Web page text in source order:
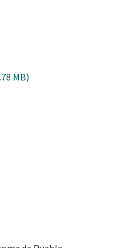
MB)